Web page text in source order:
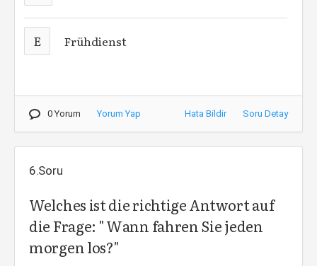
E Frühdienst
0 Yorum Yorum Yap Hata Bildir Soru Detay
6.Soru
Welches ist die richtige Antwort auf
die Frage: " Wann fahren Sie jeden
morgen los?"